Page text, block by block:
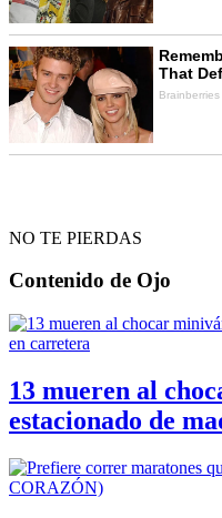
NO TE PIERDAS
Contenido de Ojo
13 mueren al
estacionado de